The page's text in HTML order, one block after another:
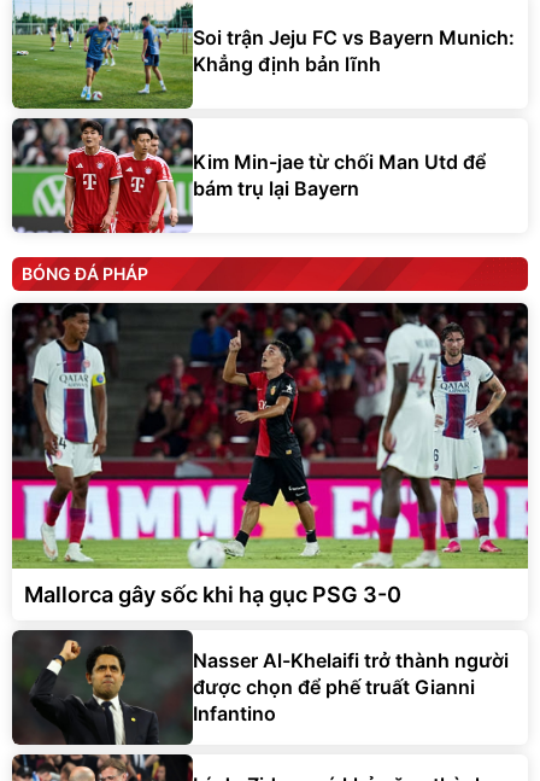
Soi trận Jeju FC vs Bayern Munich:
Khẳng định bản lĩnh
Kim Min-jae từ chối Man Utd để
bám trụ lại Bayern
BÓNG ĐÁ PHÁP
Mallorca gây sốc khi hạ gục PSG 3-0
Nasser Al-Khelaifi trở thành người
được chọn để phế truất Gianni
Infantino